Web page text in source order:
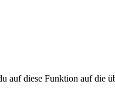
auf diese Funktion auf die